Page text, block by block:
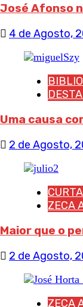
José Afonso
4 de Agosto,
Uma causa
2 de Agosto,
ZECA
Maior que o
2 de Agosto,
ZECA